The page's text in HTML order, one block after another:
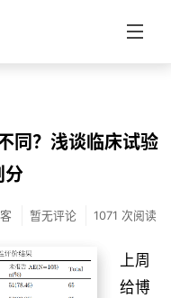
同？浅谈临床试验
分
暂无评论 1071 次阅读
上周
给博